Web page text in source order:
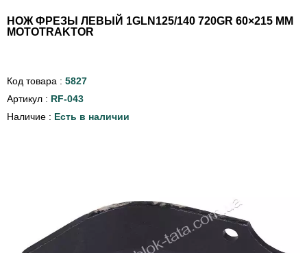
НОЖ ФРЕЗЫ ЛЕВЫЙ 1GLN125/140 720GR 60×215 ММ
MOTOTRAKTOR
Код товара : 5827
Артикул : RF-043
Наличие : Есть в наличии